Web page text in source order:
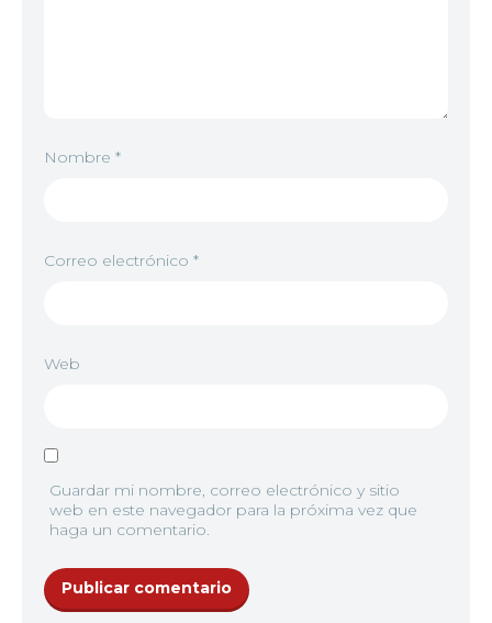
Nombre *
Correo electrónico *
Web
Guardar mi nombre, correo electrónico y sitio
web en este navegador para la próxima vez que
haga un comentario.